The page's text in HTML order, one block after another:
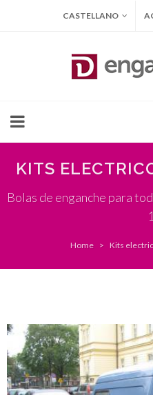
CASTELLANO
KITS
Bolas de enganche para
Home Kits